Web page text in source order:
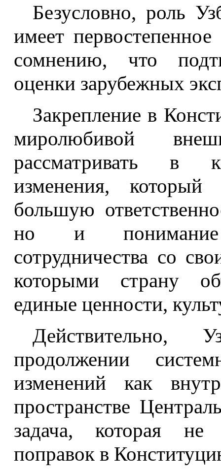
Безусловно, роль
имеет
сомнению, что
оценки зарубежных
Закрепление в
миролюбивой
рассматривать в
изменения, который
большую
но и понимание
сотрудничества со
которыми страну
единые ценности,
Действительно,
продолжении
изменений как
пространстве
задача, которая не
поправок в